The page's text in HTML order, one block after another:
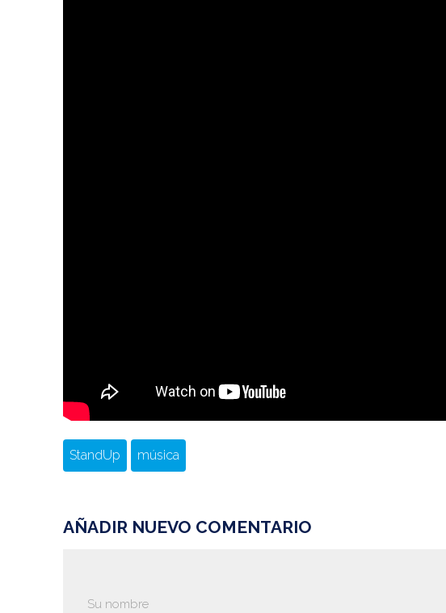
StandUp música
AÑADIR NUEVO COMENTARIO
Su nombre